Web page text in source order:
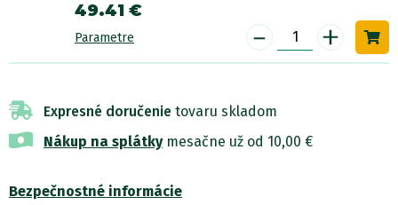
49.41 €
Parametre - +
Expresné doručenie tovaru skladom
Nákup na splátkymesačne už od 10,00 €
Bezpečnostné informácie